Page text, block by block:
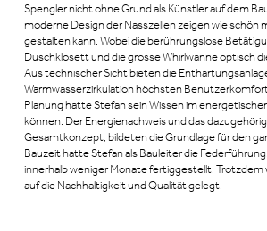
Spengler nicht ohne Grund als Künstler auf dem
moderne Design der Nasszellen zeigen wie schön
gestalten kann. Wobei die berührungslose
Duschklosett und die grosse Whirlwanne optisch
Aus technischer Sicht bieten die
Warmwasserzirkulation höchsten
Planung hatte Stefan sein Wissen im
können. Der Energienachweis und das
Gesamtkonzept, bildeten die Grundlage für den
Bauzeit hatte Stefan als Bauleiter die
innerhalb weniger Monate fertiggestellt. Trotzdem
auf die Nachhaltigkeit und Qualität gelegt.